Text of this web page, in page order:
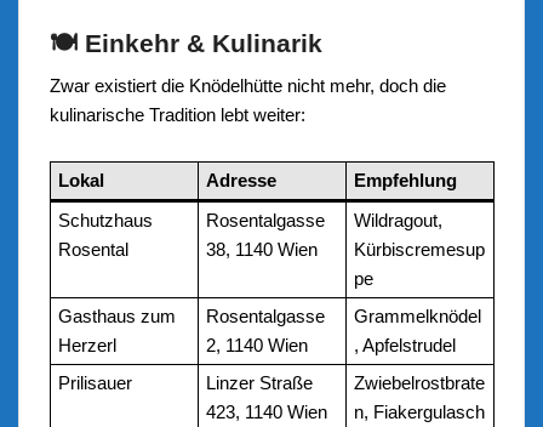
🍽️ Einkehr & Kulinarik
Zwar existiert die Knödelhütte nicht mehr, doch die
kulinarische Tradition lebt weiter:
Lokal Adresse
Empfehlung
Schutzhaus
Rosental
Rosentalgasse
38, 1140 Wien
Wildragout,
Kürbiscremesup
pe
Gasthaus zum
Herzerl
Rosentalgasse
2, 1140 Wien
Grammelknödel
, Apfelstrudel
Prilisauer
Linzer Straße
423, 1140 Wien
Zwiebelrostbrate
n, Fiakergulasch